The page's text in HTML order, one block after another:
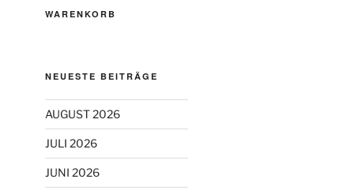
WARENKORB
NEUESTE BEITRÄGE
AUGUST 2026
JULI 2026
JUNI 2026